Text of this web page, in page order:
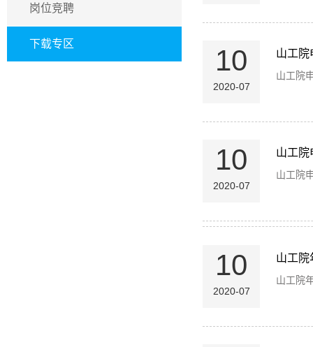
岗位竞聘
下载专区
10
2020-07
山工院
山工院
10
2020-07
山工院
山工院
10
2020-07
山工院
山工院